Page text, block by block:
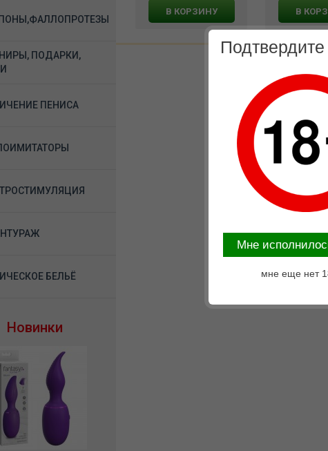
ПОДАРКИ,
ПЕНИСА
БЕЛЬЁ
Новинки
В КОРЗИНУ В
Подтвердите
Mне
мне еще нет